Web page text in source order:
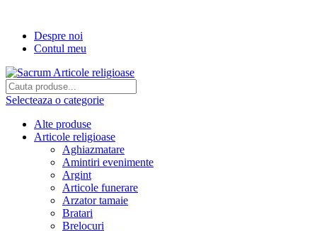
Despre noi
Contul meu
Selecteaza o categorie
Alte produse
Articole religioase
Aghiazmatare
Amintiri evenimente
Argint
Articole funerare
Arzator tamaie
Bratari
Brelocuri